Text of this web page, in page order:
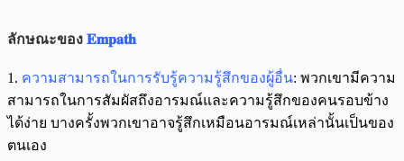
ลักษณะของ 𝐄𝐦𝐩𝐚𝐭𝐡
1. ความสามารถในการรับรู้ความรู้สึกของผู้อื่น: พวกเขามีความ
สามารถในการสัมผัสถึงอารมณ์และความรู้สึกของคนรอบข้าง
ได้ง่าย บางครั้งพวกเขาอาจรู้สึกเหมือนอารมณ์เหล่านั้นเป็นของ
ตนเอง